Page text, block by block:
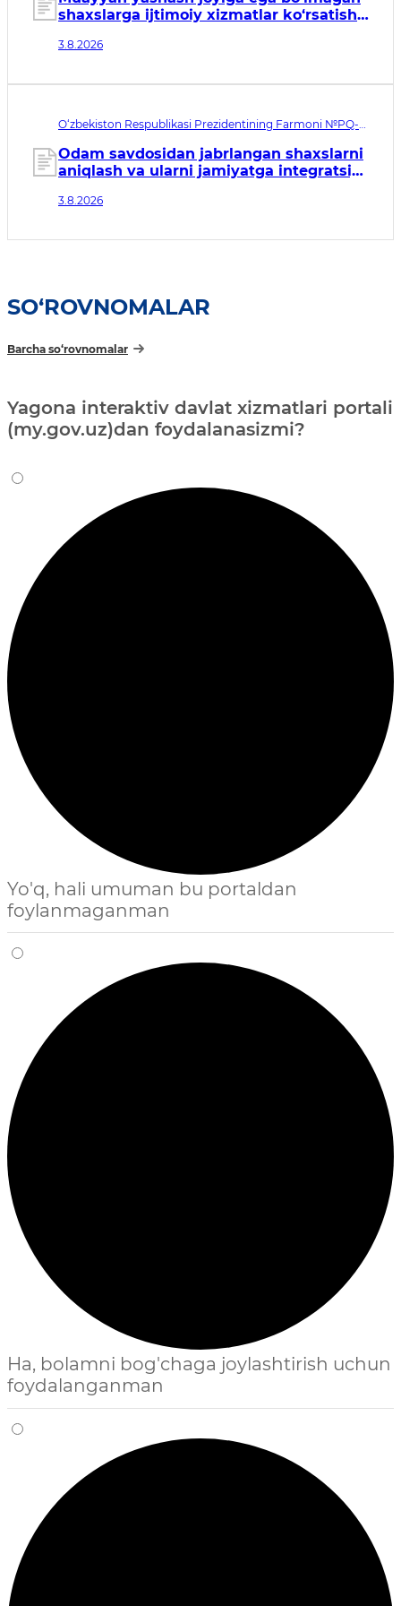
shaxslarga ijtimoiy xizmatlar ko‘rsatish
3.8.2026
O‘zbekiston Respublikasi Prezidentining Farmoni №PQ-
04.08.2026
Odam savdosidan jabrlangan shaxslarni
aniqlash va ularni jamiyatga integratsiya
takomillashtirishga qaratilgan
3.8.2026
SO‘ROVNOMALAR
Barcha so‘rovnomalar
Yagona interaktiv davlat xizmatlari portali
(my.gov.uz)dan foydalanasizmi?
Yo'q, hali umuman bu portaldan
foylanmaganman
Ha, bolamni bog'chaga joylashtirish uchun
foydalanganman